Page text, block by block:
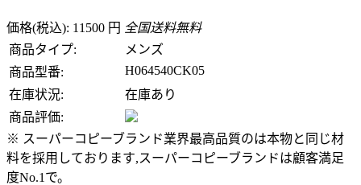
価格(税込): 11500 円 全国送料無料
商品タイプ:
メンズ
商品型番:
H064540CK05
在庫状況:
在庫あり
商品評価:
※ スーパーコピーブランド業界最高品質のは本物と同じ材
料を採用しております,スーパーコピーブランドは顧客満足
度No.1で。